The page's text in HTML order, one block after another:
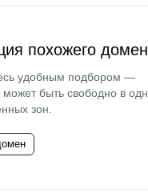
похожего
удобным подбором —
быть свободно в
зон.